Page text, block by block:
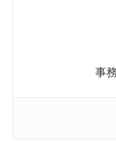
事